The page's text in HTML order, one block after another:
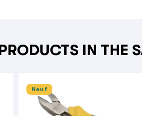
IN THE
Neuf